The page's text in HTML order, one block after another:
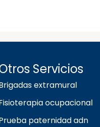
Servicios
extramural
ocupacional
paternidad adn